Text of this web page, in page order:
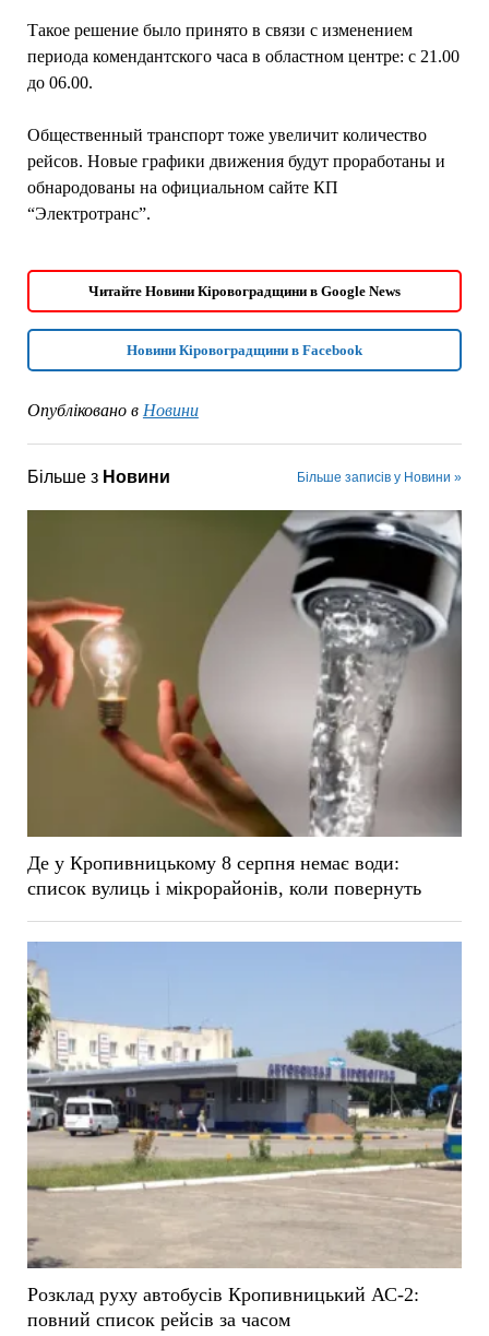
Такое решение было принято в связи с изменением
периода комендантского часа в областном центре: с 21.00
до 06.00.
Общественный транспорт тоже увеличит количество
рейсов. Новые графики движения будут проработаны и
обнародованы на официальном сайте КП
“Электротранс”.
Читайте Новини Кіровоградщини в Google News
Новини Кіровоградщини в Facebook
Опубліковано в Новини
Більше з Новини Більше записів у Новини »
Де у Кропивницькому 8 серпня немає води:
список вулиць і мікрорайонів, коли повернуть
Розклад руху автобусів Кропивницький АС-2:
повний список рейсів за часом